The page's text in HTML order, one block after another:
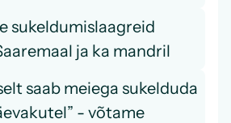
sukeldumislaagreid
ja ka mandril
saab meiega sukelduda
- võtame